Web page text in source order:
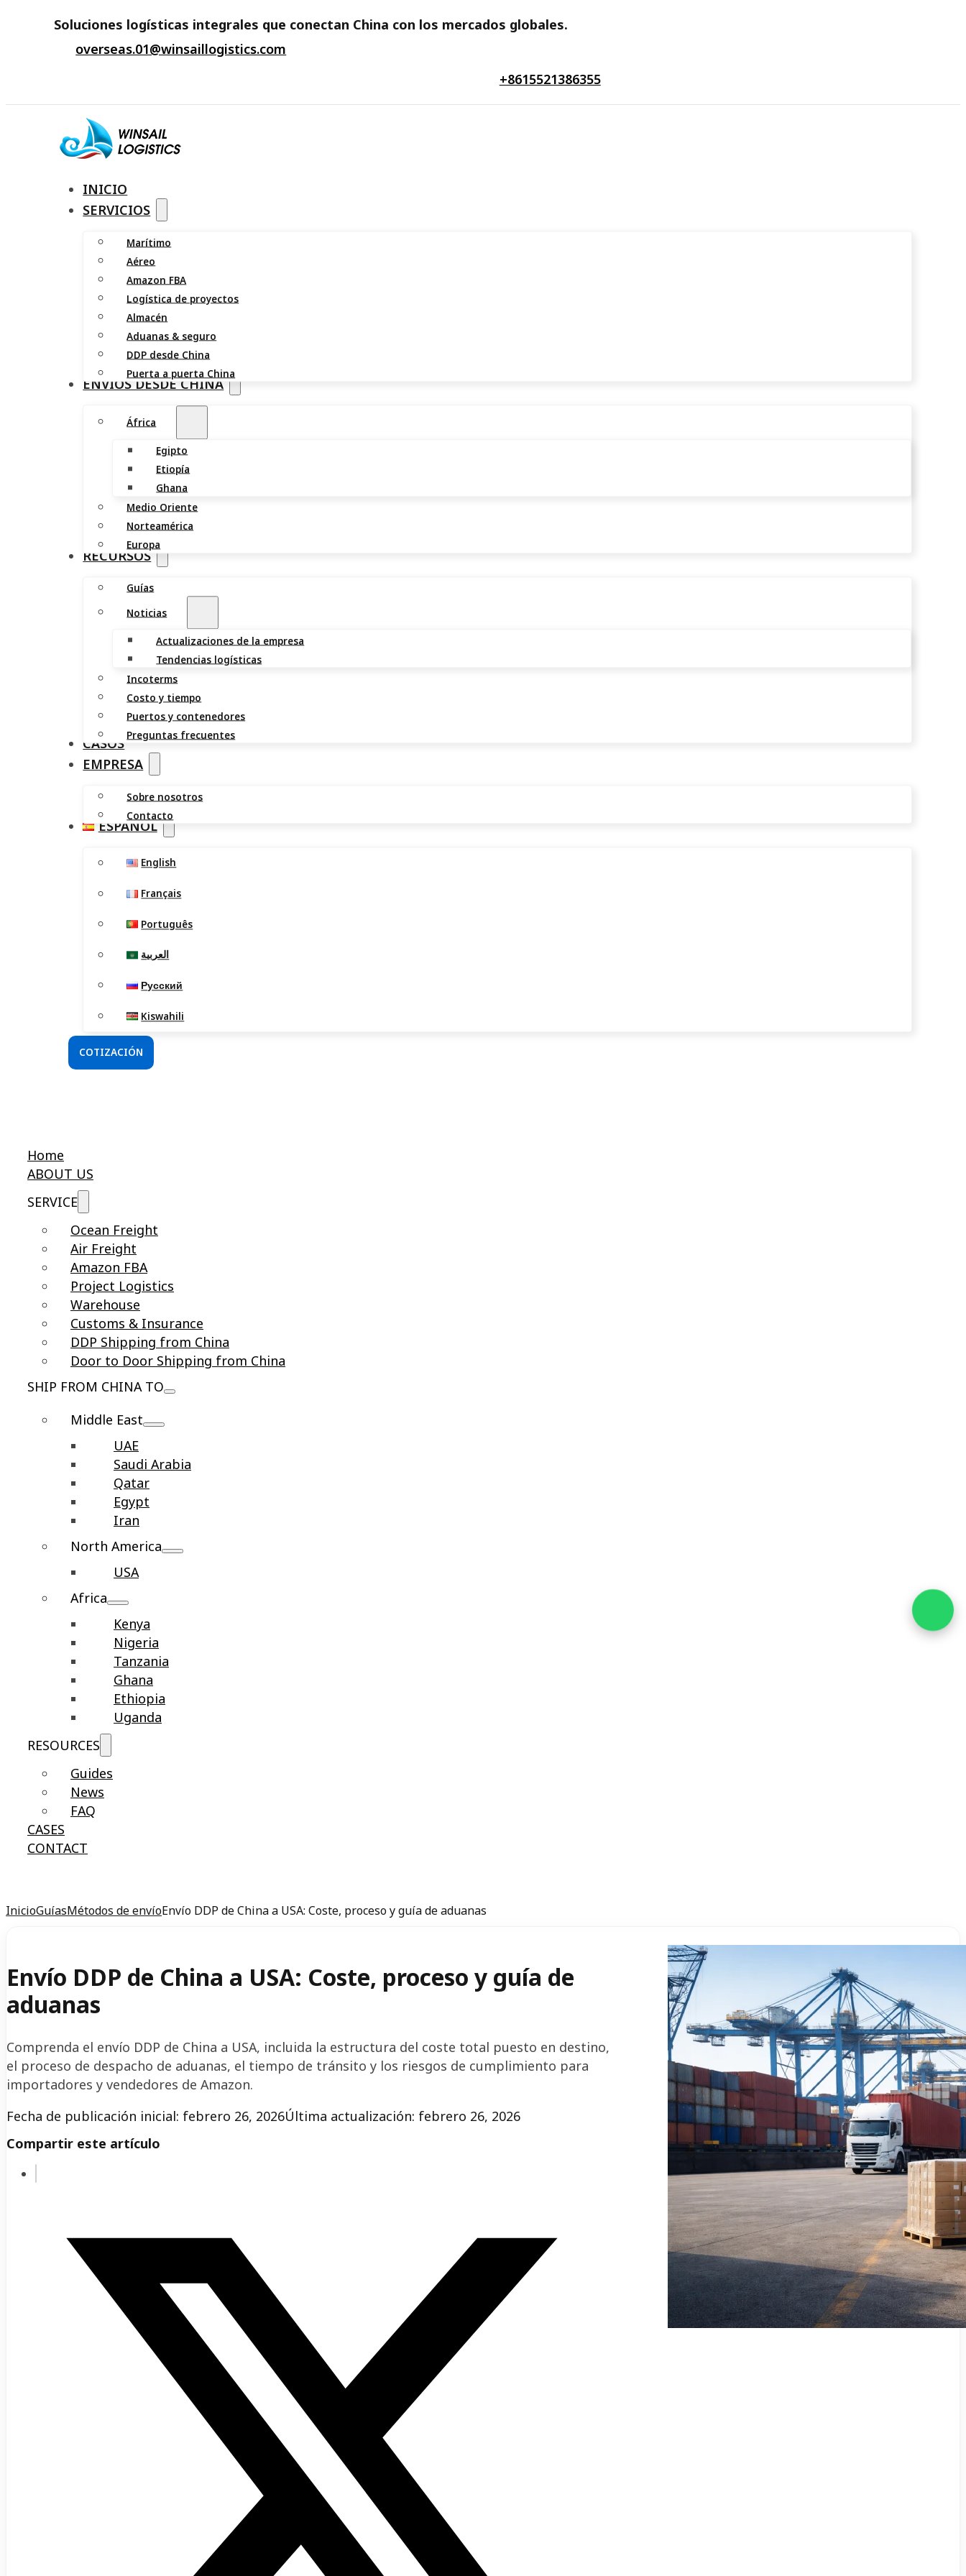
Soluciones logísticas integrales que conectan China con los mercados globales.
overseas.01@winsaillogistics.com
+8615521386355
INICIO
SERVICIOS
Marítimo
Aéreo
Amazon FBA
Logística de proyectos
Almacén
Aduanas & seguro
DDP desde China
Puerta a puerta China
ENVÍOS DESDE CHINA
África
Egipto
Etiopía
Ghana
Medio Oriente
Norteamérica
Europa
RECURSOS
Guías
Noticias
Actualizaciones de la empresa
Tendencias logísticas
Incoterms
Costo y tiempo
Puertos y contenedores
Preguntas frecuentes
CASOS
EMPRESA
Sobre nosotros
Contacto
ESPAÑOL
English
Français
Português
العربية
Русский
Kiswahili
COTIZACIÓN
Home
ABOUT US
SERVICE
Ocean Freight
Air Freight
Amazon FBA
Project Logistics
Warehouse
Customs & Insurance
DDP Shipping from China
Door to Door Shipping from China
SHIP FROM CHINA TO
Middle East
UAE
Saudi Arabia
Qatar
Egypt
Iran
North America
USA
Africa
Kenya
Nigeria
Tanzania
Ghana
Ethiopia
Uganda
RESOURCES
Guides
News
FAQ
CASES
CONTACT
InicioGuíasMétodos de envíoEnvío DDP de China a USA: Coste, proceso y guía de aduanas
Envío DDP de China a USA: Coste, proceso y guía de
aduanas
Comprenda el envío DDP de China a USA, incluida la estructura del coste total puesto en destino,
el proceso de despacho de aduanas, el tiempo de tránsito y los riesgos de cumplimiento para
importadores y vendedores de Amazon.
Fecha de publicación inicial: febrero 26, 2026Última actualización: febrero 26, 2026
Compartir este artículo